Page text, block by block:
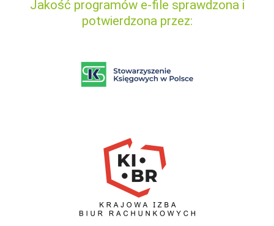
Jakość programów e-file sprawdzona i
potwierdzona przez: